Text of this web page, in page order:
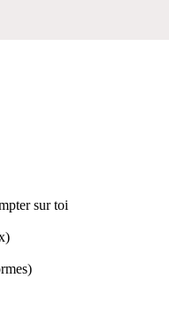
sur toi